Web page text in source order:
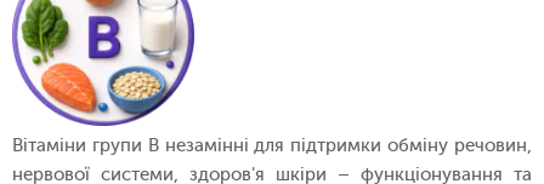
Вітаміни групи В незамінні для підтримки обміну речовин,
нервової системи, здоров'я шкіри – функціонування та